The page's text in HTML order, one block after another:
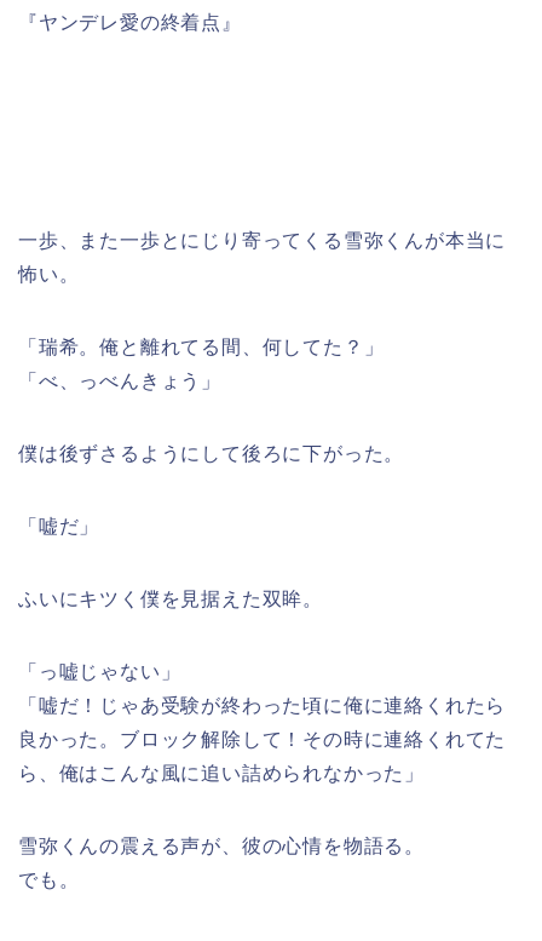
『ヤンデレ愛の終着点』
一歩、また一歩とにじり寄ってくる雪弥くんが本当に
怖い。
「瑞希。俺と離れてる間、何してた？」
「べ、っべんきょう」
僕は後ずさるようにして後ろに下がった。
「嘘だ」
ふいにキツく僕を見据えた双眸。
「っ嘘じゃない」
「嘘だ！じゃあ受験が終わった頃に俺に連絡くれたら
良かった。ブロック解除して！その時に連絡くれてた
ら、俺はこんな風に追い詰められなかった」
雪弥くんの震える声が、彼の心情を物語る。
でも。